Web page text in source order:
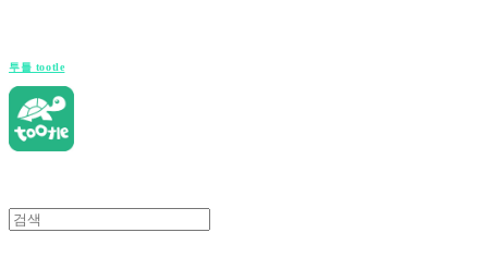
투틀 tootle